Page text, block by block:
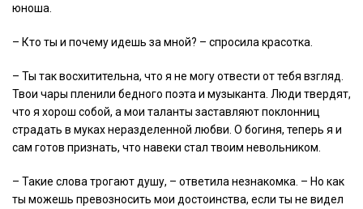
юноша.
– Кто ты и почему идешь за мной? – спросила красотка.
– Ты так восхитительна, что я не могу отвести от тебя взгляд.
Твои чары пленили бедного поэта и музыканта. Люди твердят,
что я хорош собой, а мои таланты заставляют поклонниц
страдать в муках неразделенной любви. О богиня, теперь я и
сам готов признать, что навеки стал твоим невольником.
– Такие слова трогают душу, – ответила незнакомка. – Но как
ты можешь превозносить мои достоинства, если ты не видел